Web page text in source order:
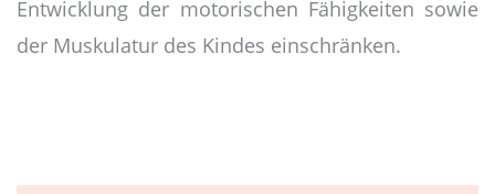
Entwicklung der motorischen Fähigkeiten sowie
der Muskulatur des Kindes einschränken.